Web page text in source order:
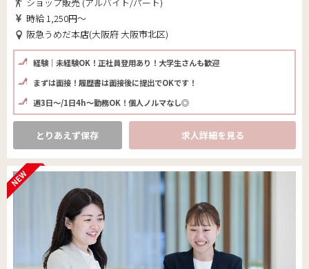
時給 1,250円～
阪急うめだ本店(大阪府 大阪市北区)
経験｜未経験OK！正社員登用あり！大学生さんも歓迎
まずは面接！履歴書は面接後に提出でOKです！
週3日～/1日4h～勤務OK！個人ノルマなし◎
とりあえず保存 求人詳細を見る